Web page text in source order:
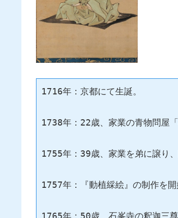
1716年：京都にて生誕。
1738年：22歳、家業の青物問屋
1755年：39歳、家業を弟に譲り
1757年：『動植綵絵』の制作を開